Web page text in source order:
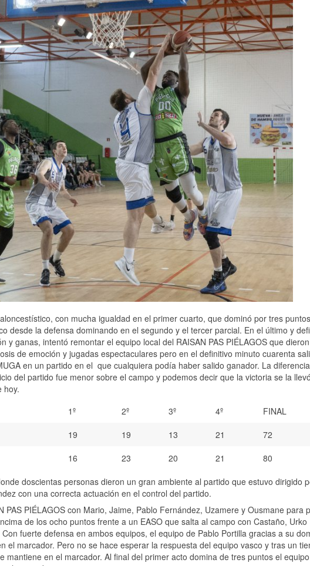
con mucha igualdad en el primer cuarto, que dominó por tres
desde la defensa dominando en el segundo y el tercer parcial. En el último y
y ganas, intentó remontar el equipo local del RAISAN PAS PIÉLAGOS que
de emoción y jugadas espectaculares pero en el definitivo minuto cuarenta
en un partido en el que cualquiera podía haber salido ganador. La
del partido fue menor sobre el campo y podemos decir que la victoria se la
hoy.
1º
2º 3º 4º
FINAL
19 19 13 21
72
16 23 20 21
80
doscientas personas dieron un gran ambiente al partido que estuvo dirigido
con una correcta actuación en el control del partido.
PAS PIÉLAGOS con Mario, Jaime, Pablo Fernández, Uzamere y Ousmane para
de los ocho puntos frente a un EASO que salta al campo con Castaño, Urko
fuerte defensa en ambos equipos, el equipo de Pablo Portilla gracias a su
el marcador. Pero no se hace esperar la respuesta del equipo vasco y tras un
mantiene en el marcador. Al final del primer acto domina de tres puntos el